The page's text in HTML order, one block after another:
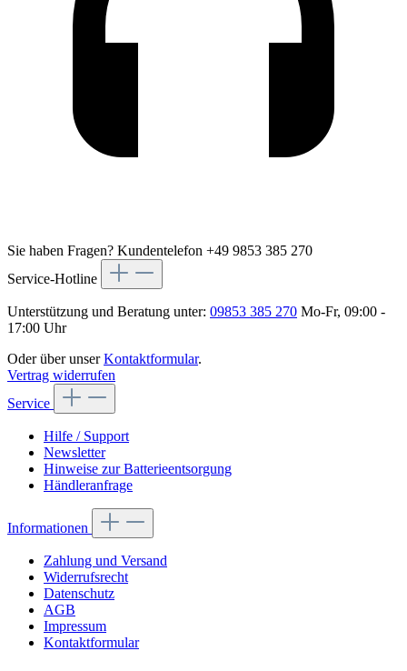
Sie haben Fragen? Kundentelefon +49 9853 385 270
Service-Hotline
Unterstützung und Beratung unter: 09853 385 270 Mo-Fr, 09:00 -
17:00 Uhr
Oder über unserKontaktformular.
Vertrag widerrufen
Service
Hilfe / Support
Newsletter
Hinweise zur Batterieentsorgung
Händleranfrage
Informationen
Zahlung und Versand
Widerrufsrecht
Datenschutz
AGB
Impressum
Kontaktformular